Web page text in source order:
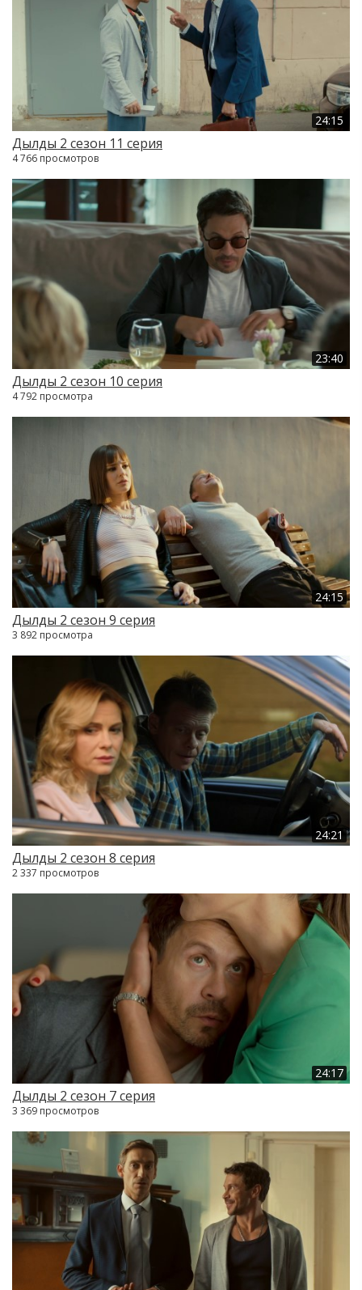
24:15
Дылды 2 сезон 11 серия
4 766 просмотров
23:40
Дылды 2 сезон 10 серия
4 792 просмотра
24:15
Дылды 2 сезон 9 серия
3 892 просмотра
24:21
Дылды 2 сезон 8 серия
2 337 просмотров
24:17
Дылды 2 сезон 7 серия
3 369 просмотров